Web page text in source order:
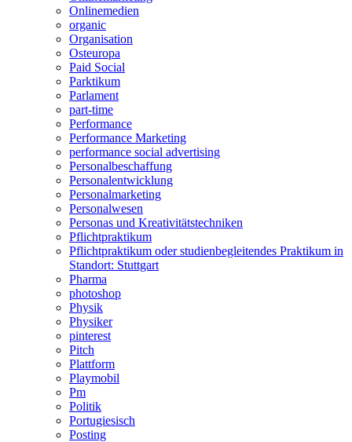
Onlinemedien
organic
Organisation
Osteuropa
Paid Social
Parktikum
Parlament
part-time
Performance
Performance Marketing
performance social advertising
Personalbeschaffung
Personalentwicklung
Personalmarketing
Personalwesen
Personas und Kreativitätstechniken
Pflichtpraktikum
Pflichtpraktikum oder studienbegleitendes Praktikum in
Standort: Stuttgart
Pharma
photoshop
Physik
Physiker
pinterest
Pitch
Plattform
Playmobil
Pm
Politik
Portugiesisch
Posting